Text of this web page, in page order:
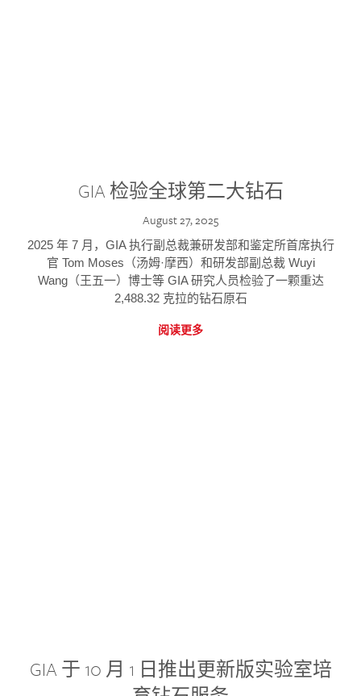
GIA 检验全球第二大钻石
August 27, 2025
2025 年 7 月，GIA 执行副总裁兼研发部和鉴定所首席执行
官 Tom Moses（汤姆·摩西）和研发部副总裁 Wuyi
Wang（王五一）博士等 GIA 研究人员检验了一颗重达
2,488.32 克拉的钻石原石
阅读更多
GIA 于 10 月 1 日推出更新版实验室培